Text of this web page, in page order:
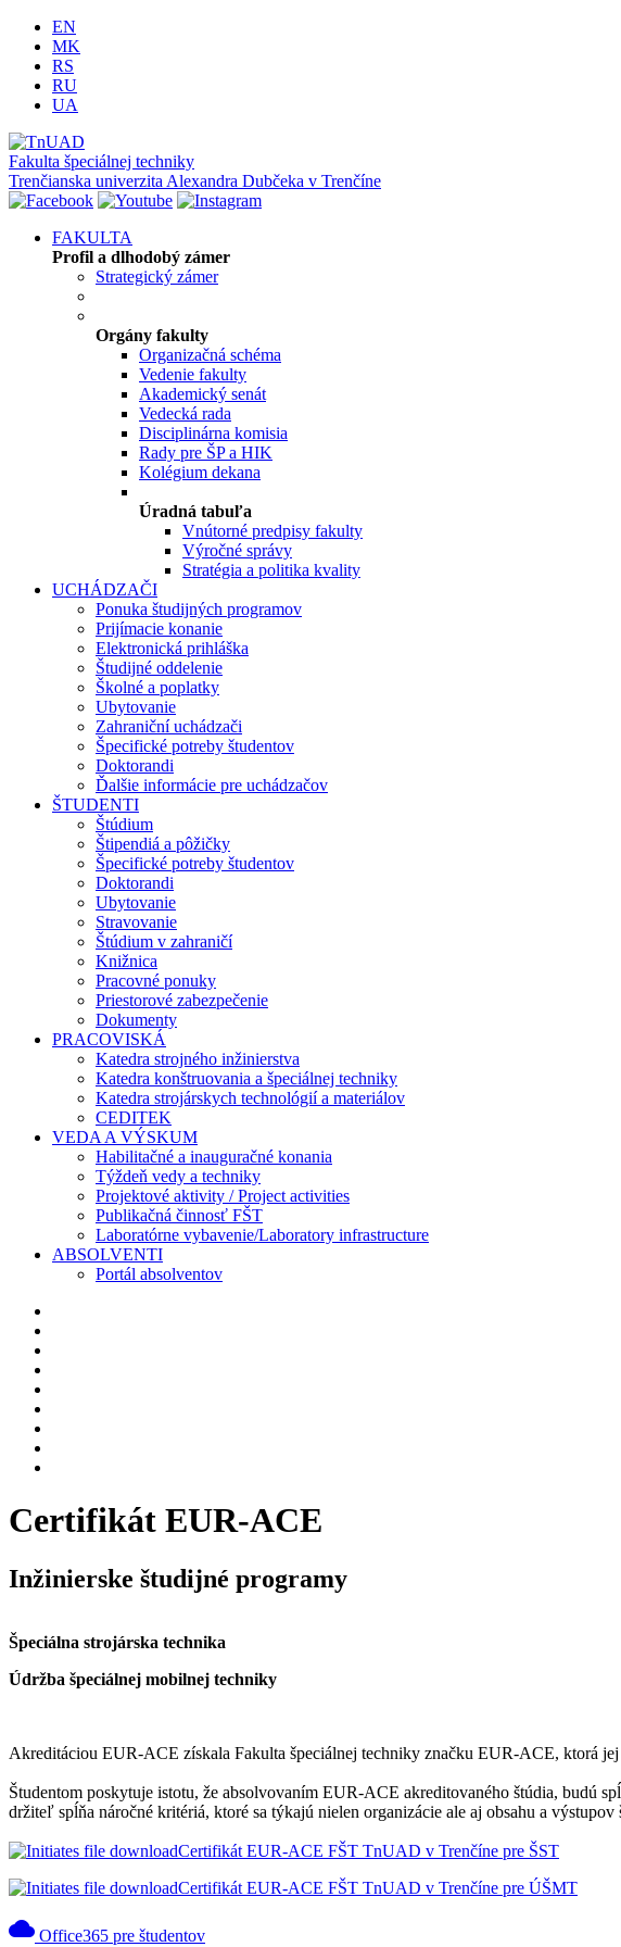
EN
MK
RS
RU
UA
Fakulta špeciálnej techniky
Trenčianska univerzita Alexandra Dubčeka v Trenčíne
FAKULTA
Profil a dlhodobý zámer
Strategický zámer
Orgány fakulty
Organizačná schéma
Vedenie fakulty
Akademický senát
Vedecká rada
Disciplinárna komisia
Rady pre ŠP a HIK
Kolégium dekana
Úradná tabuľa
Vnútorné predpisy fakulty
Výročné správy
Stratégia a politika kvality
UCHÁDZAČI
Ponuka študijných programov
Prijímacie konanie
Elektronická prihláška
Študijné oddelenie
Školné a poplatky
Ubytovanie
Zahraniční uchádzači
Špecifické potreby študentov
Doktorandi
Ďalšie informácie pre uchádzačov
ŠTUDENTI
Štúdium
Štipendiá a pôžičky
Špecifické potreby študentov
Doktorandi
Ubytovanie
Stravovanie
Štúdium v zahraničí
Knižnica
Pracovné ponuky
Priestorové zabezpečenie
Dokumenty
PRACOVISKÁ
Katedra strojného inžinierstva
Katedra konštruovania a špeciálnej techniky
Katedra strojárskych technológií a materiálov
CEDITEK
VEDA A VÝSKUM
Habilitačné a inauguračné konania
Týždeň vedy a techniky
Projektové aktivity / Project activities
Publikačná činnosť FŠT
Laboratórne vybavenie/Laboratory infrastructure
ABSOLVENTI
Portál absolventov
Certifikát EUR-ACE
Inžinierske študijné programy
Špeciálna strojárska technika
Údržba špeciálnej mobilnej techniky
Akreditáciou EUR-ACE získala Fakulta špeciálnej techniky značku EUR-ACE, ktorá
Študentom poskytuje istotu, že absolvovaním EUR-ACE akreditovaného štúdia, budú
držiteľ spĺňa náročné kritériá, ktoré sa týkajú nielen organizácie ale aj obsahu a výstupov
Certifikát EUR-ACE FŠT TnUAD v Trenčíne pre ŠST
Certifikát EUR-ACE FŠT TnUAD v Trenčíne pre ÚŠMT
cloud Office365 pre študentov